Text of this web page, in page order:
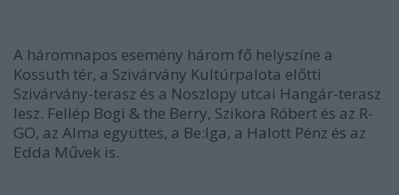
A háromnapos esemény három fő helyszíne a
Kossuth tér, a Szivárvány Kultúrpalota előtti
Szivárvány-terasz és a Noszlopy utcai Hangár-terasz
lesz. Fellép Bogi & the Berry, Szikora Róbert és az R-
GO, az Alma együttes, a Be:lga, a Halott Pénz és az
Edda Művek is.